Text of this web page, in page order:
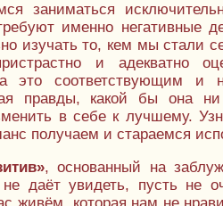
заниматься
именно негативные
изучать то, кем мы стали
и адекватно
это соответствующим
правды, какой бы она
в себе к лучшему.
получаем и стараемся
, основанный на
не даёт увидеть, пусть не